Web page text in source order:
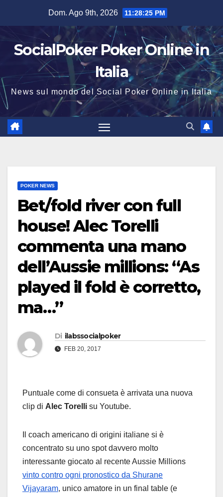
contenuto
Dom. Ago 9th, 2026 11:28:26 PM
SocialPoker Poker Online in
Italia
News sul mondo del Social Poker Online in Italia
POKER NEWS
Bet/fold river con full
house! Alec Torelli
commenta una mano
dell’Aussie millions: “As
played il fold è corretto,
ma…”
Di ilabssocialpoker
FEB 20, 2017
Puntuale come di consueta è arrivata una nuova
clip di Alec Torelli su Youtube.
Il coach americano di origini italiane si è
concentrato su uno spot davvero molto
interessante giocato al recente Aussie Millions
vinto contro ogni pronostico da Shurane
Vijayaram, unico amatore in un final table (e